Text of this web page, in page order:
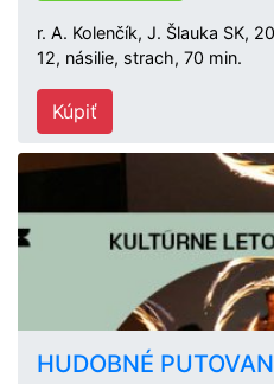
r. A. Kolenčík, J. Šlauka SK,
12, násilie, strach, 70 min.
Kúpiť
HUDOBNÉ